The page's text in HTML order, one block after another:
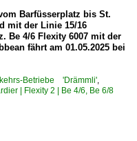
Barfüsserplatz bis St.
mit der Linie 15/16
Be 4/6 Flexity 6007 mit der
fährt am 01.05.2025 bei
Betriebe 'Drämmli',
| Flexity 2 | Be 4/6, Be 6/8